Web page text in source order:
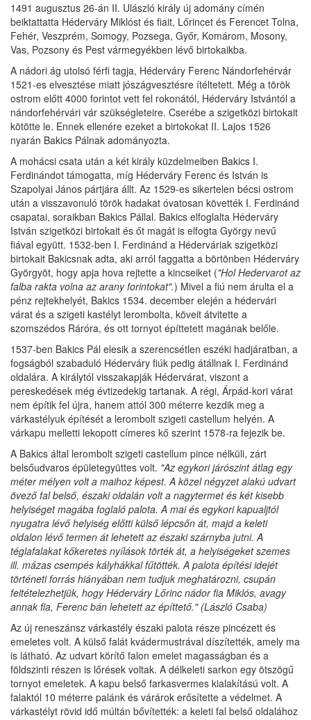
1491 augusztus 26-án II. Ulászló király új adomány címén
beiktattatta Héderváry Miklóst és fiait, Lőrincet és Ferencet Tolna,
Fehér, Veszprém, Somogy, Pozsega, Győr, Komárom, Mosony,
Vas, Pozsony és Pest vármegyékben lévő birtokaikba.
A nádori ág utolsó férfi tagja, Héderváry Ferenc Nándorfehérvár
1521-es elvesztése miatt jószágvesztésre ítéltetett. Még a török
ostrom előtt 4000 forintot vett fel rokonától, Héderváry Istvántól a
nándorfehérvári vár szükségleteire. Cserébe a szigetközi birtokait
kötötte le. Ennek ellenére ezeket a birtokokat II. Lajos 1526
nyarán Bakics Pálnak adományozta.
A mohácsi csata után a két király küzdelmeiben Bakics I.
Ferdinándot támogatta, míg Héderváry Ferenc és István is
Szapolyai János pártjára állt. Az 1529-es sikertelen bécsi ostrom
után a visszavonuló török hadakat óvatosan követték I. Ferdinánd
csapatai, soraikban Bakics Pállal. Bakics elfoglalta Héderváry
István szigetközi birtokait és őt magát is elfogta György nevű
fiával együtt. 1532-ben I. Ferdinánd a Héderváriak szigetközi
birtokait Bakicsnak adta, aki arról faggatta a börtönben Héderváry
Györgyöt, hogy apja hova rejtette a kincseiket ("Hol Hedervarot az
falba rakta volna az arany forintokat".) Mivel a fiú nem árulta el a
pénz rejtekhelyét, Bakics 1534. december elején a hédervári
várat és a szigeti kastélyt lerombolta, köveit átvitette a
szomszédos Ráróra, és ott tornyot építtetett magának belőle.
1537-ben Bakics Pál elesik a szerencsétlen eszéki hadjáratban, a
fogságból szabaduló Héderváry fiúk pedig átállnak I. Ferdinánd
oldalára. A királytól visszakapják Hédervárat, viszont a
pereskedések még évtizedekig tartanak. A régi, Árpád-kori várat
nem építik fel újra, hanem attól 300 méterre kezdik meg a
várkastélyuk építését a lerombolt szigeti castellum helyén. A
várkapu melletti lekopott címeres kő szerint 1578-ra fejezik be.
A Bakics által lerombolt szigeti castellum pince nélküli, zárt
belsőudvaros épületegyüttes volt. "Az egykori járószint átlag egy
méter mélyen volt a maihoz képest. A közel négyzet alakú udvart
övező fal belső, északi oldalán volt a nagytermet és két kisebb
helyiséget magába foglaló palota. A mai és egykori kapualjtól
nyugatra lévő helyiség előtti külső lépcsőn át, majd a keleti
oldalon lévő termen át lehetett az északi szárnyba jutni. A
téglafalakat kőkeretes nyílások törték át, a helyiségeket szemes
ill. mázas csempés kályhákkal fűtötték. A palota építési idejét
történeti forrás hiányában nem tudjuk meghatározni, csupán
feltételezhetjük, hogy Héderváry Lőrinc nádor fia Miklós, avagy
annak fia, Ferenc bán lehetett az építtető." (László Csaba)
Az új reneszánsz várkastély északi palota része pincézett és
emeletes volt. A külső falát kvádermustrával díszítették, amely ma
is látható. Az udvart körítő falon emelet magasságban és a
földszinti részen is lőrések voltak. A délkeleti sarkon egy ötszögű
tornyot emeletek. A kapu belső farkasvermes kialakítású volt. A
falaktól 10 méterre palánk és várárok erősítette a védelmet. A
várkastélyt rövid idő múltán bővítették: a keleti fal belső oldalához